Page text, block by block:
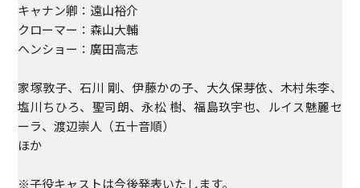
キャナン卿：遠山裕介
クローマー：森山大輔
ヘンショー：廣田高志
家塚敦子、石川 剛、伊藤かの子、大久保芽依、木村朱李、
塩川ちひろ、聖司朗、永松 樹、福島玖宇也、ルイス魅麗セ
ーラ、渡辺崇人（五十音順）
ほか
※子役キャストは今後発表いたします。